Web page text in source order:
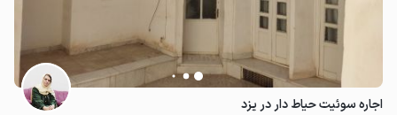
اجاره سوئیت حیاط دار در یزد